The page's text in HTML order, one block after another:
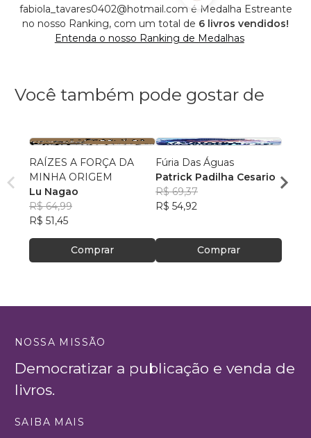
fabiola_tavares0402@hotmail.com é Medalha Estreante
no nosso Ranking, com um total de 6 livros vendidos!
Entenda o nosso Ranking de Medalhas
Você também pode gostar de
RAÍZES A FORÇA DA
MINHA ORIGEM
Lu Nagao
R$ 64,99
R$ 51,45
Comprar
Fúria Das Águas
Patrick Padilha Cesario
R$ 69,37
R$ 54,92
Comprar
R$
NOSSA MISSÃO
Democratizar a publicação e venda de
livros.
SAIBA MAIS